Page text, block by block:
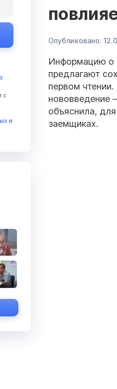
с
и
Опубликовано:
Информацию о
предлагают
первом
нововведение
объяснила,
заемщиках.